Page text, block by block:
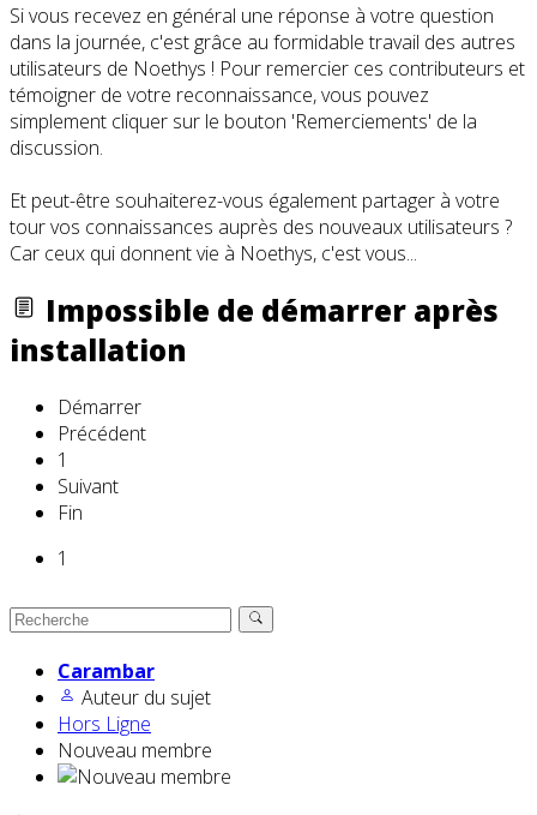
Si vous recevez en général une réponse à votre question
dans la journée, c'est grâce au formidable travail des autres
utilisateurs de Noethys ! Pour remercier ces contributeurs et
témoigner de votre reconnaissance, vous pouvez
simplement cliquer sur le bouton 'Remerciements' de la
discussion.
Et peut-être souhaiterez-vous également partager à votre
tour vos connaissances auprès des nouveaux utilisateurs ?
Car ceux qui donnent vie à Noethys, c'est vous...
Impossible de démarrer après
installation
Démarrer
Précédent
1
Suivant
Fin
1
Carambar
Auteur du sujet
Hors Ligne
Nouveau membre